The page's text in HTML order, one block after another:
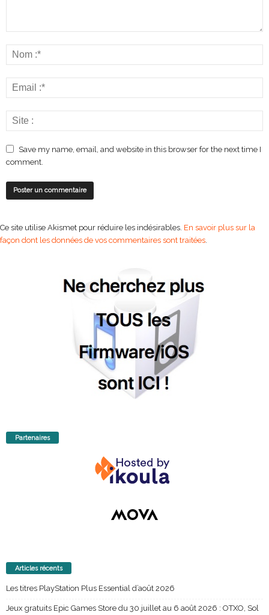
Save my name, email, and website in this browser for the next time I
comment.
Ce site utilise Akismet pour réduire les indésirables. En savoir plus sur la
façon dont les données de vos commentaires sont traitées
Partenaires
Articles récents
Les titres PlayStation Plus Essential d’août 2026
Jeux gratuits Epic Games Store du 30 juillet au 6 août 2026 : OTXO, Sol